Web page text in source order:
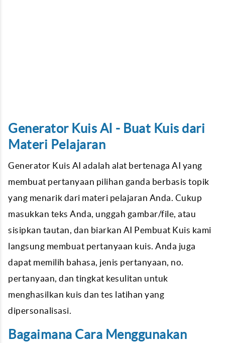
Generator Kuis AI - Buat Kuis dari
Materi Pelajaran
Generator Kuis AI adalah alat bertenaga AI yang
membuat pertanyaan pilihan ganda berbasis topik
yang menarik dari materi pelajaran Anda. Cukup
masukkan teks Anda, unggah gambar/file, atau
sisipkan tautan, dan biarkan AI Pembuat Kuis kami
langsung membuat pertanyaan kuis. Anda juga
dapat memilih bahasa, jenis pertanyaan, no.
pertanyaan, dan tingkat kesulitan untuk
menghasilkan kuis dan tes latihan yang
dipersonalisasi.
Bagaimana Cara Menggunakan